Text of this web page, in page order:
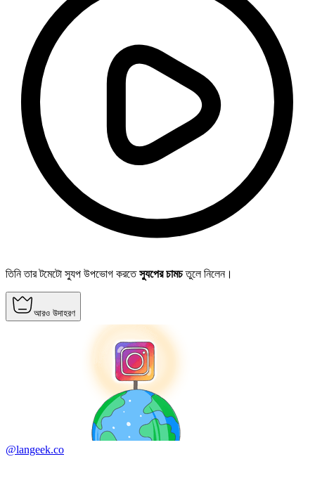
তিনি তার টমেটো স্যুপ উপভোগ করতেস্যুপের চামচতুলে নিলেন।
আরও উদাহরণ
@langeek.co